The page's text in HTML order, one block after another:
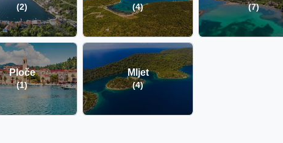
(2) (4) (7)
Ploče
(1)
Mljet
(4)